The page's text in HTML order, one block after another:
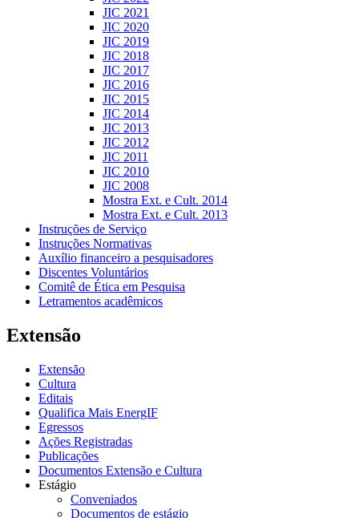
JIC 2021
JIC 2020
JIC 2019
JIC 2018
JIC 2017
JIC 2016
JIC 2015
JIC 2014
JIC 2013
JIC 2012
JIC 2011
JIC 2010
JIC 2008
Mostra Ext. e Cult. 2014
Mostra Ext. e Cult. 2013
Instruções de Serviço
Instruções Normativas
Auxílio financeiro a pesquisadores
Discentes Voluntários
Comitê de Ética em Pesquisa
Letramentos acadêmicos
Extensão
Extensão
Cultura
Editais
Qualifica Mais EnergIF
Egressos
Ações Registradas
Publicações
Documentos Extensão e Cultura
Estágio
Conveniados
Documentos de estágio